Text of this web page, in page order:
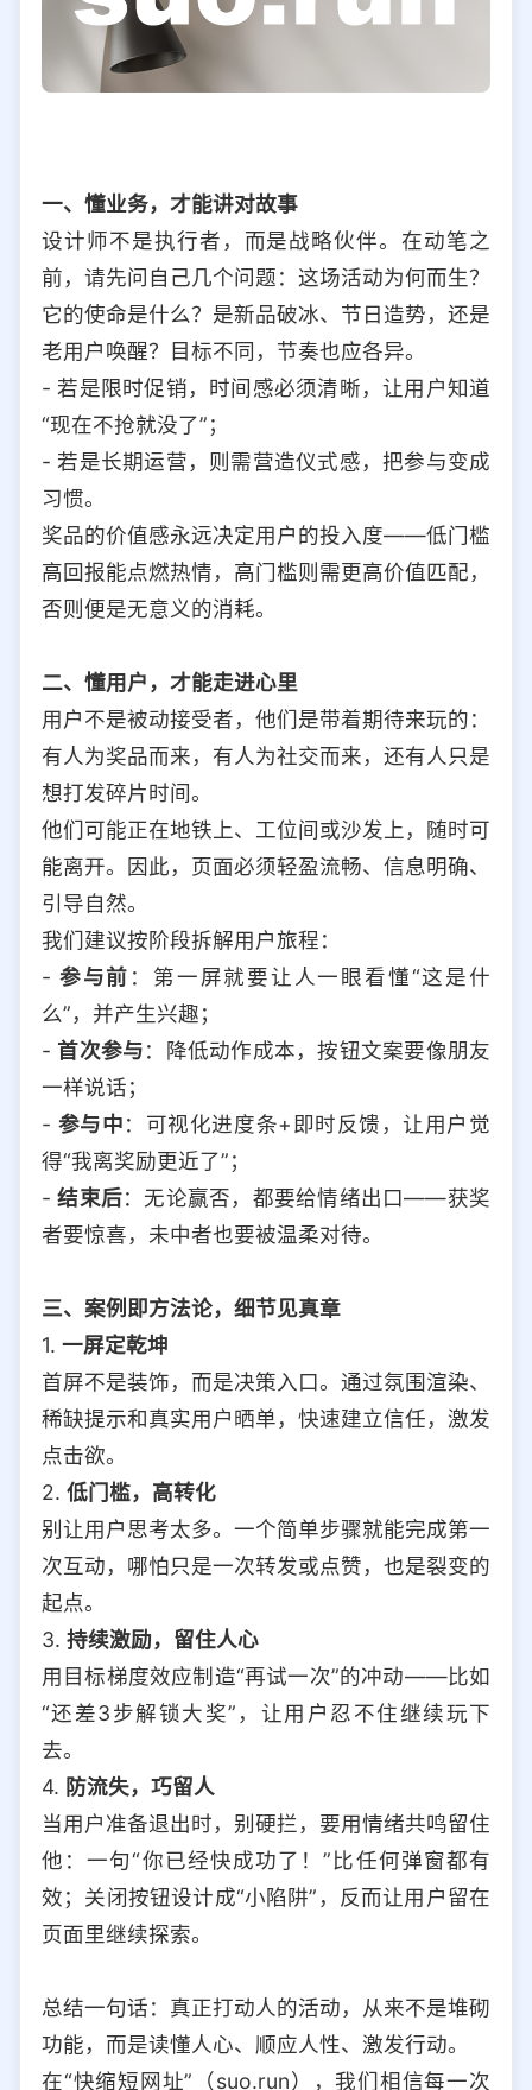
一、懂业务，才能讲对故事
设计师不是执行者，而是战略伙伴。在动笔之
前，请先问自己几个问题：这场活动为何而生？
它的使命是什么？是新品破冰、节日造势，还是
老用户唤醒？目标不同，节奏也应各异。
- 若是限时促销，时间感必须清晰，让用户知道
“现在不抢就没了”；
- 若是长期运营，则需营造仪式感，把参与变成
习惯。
奖品的价值感永远决定用户的投入度——低门槛
高回报能点燃热情，高门槛则需更高价值匹配，
否则便是无意义的消耗。
二、懂用户，才能走进心里
用户不是被动接受者，他们是带着期待来玩的：
有人为奖品而来，有人为社交而来，还有人只是
想打发碎片时间。
他们可能正在地铁上、工位间或沙发上，随时可
能离开。因此，页面必须轻盈流畅、信息明确、
引导自然。
我们建议按阶段拆解用户旅程：
- 参与前 ：第一屏就要让人一眼看懂“这是什
么”，并产生兴趣；
- 首次参与：降低动作成本，按钮文案要像朋友
一样说话；
- 参与中：可视化进度条+即时反馈，让用户觉
得“我离奖励更近了”；
-结束后：无论赢否，都要给情绪出口——获奖
者要惊喜，未中者也要被温柔对待。
三、案例即方法论，细节见真章
1. 一屏定乾坤
首屏不是装饰，而是决策入口。通过氛围渲染、
稀缺提示和真实用户晒单，快速建立信任，激发
点击欲。
2. 低门槛，高转化
别让用户思考太多。一个简单步骤就能完成第一
次互动，哪怕只是一次转发或点赞，也是裂变的
起点。
3. 持续激励，留住人心
用目标梯度效应制造“再试一次”的冲动——比如
“还差3步解锁大奖”，让用户忍不住继续玩下
去。
4. 防流失，巧留人
当用户准备退出时，别硬拦，要用情绪共鸣留住
他：一句“你已经快成功了！”比任何弹窗都有
效；关闭按钮设计成“小陷阱”，反而让用户留在
页面里继续探索。
总结一句话：真正打动人的活动，从来不是堆砌
功能，而是读懂人心、顺应人性、激发行动。
在“快缩短网址”（suo.run），我们相信每一次